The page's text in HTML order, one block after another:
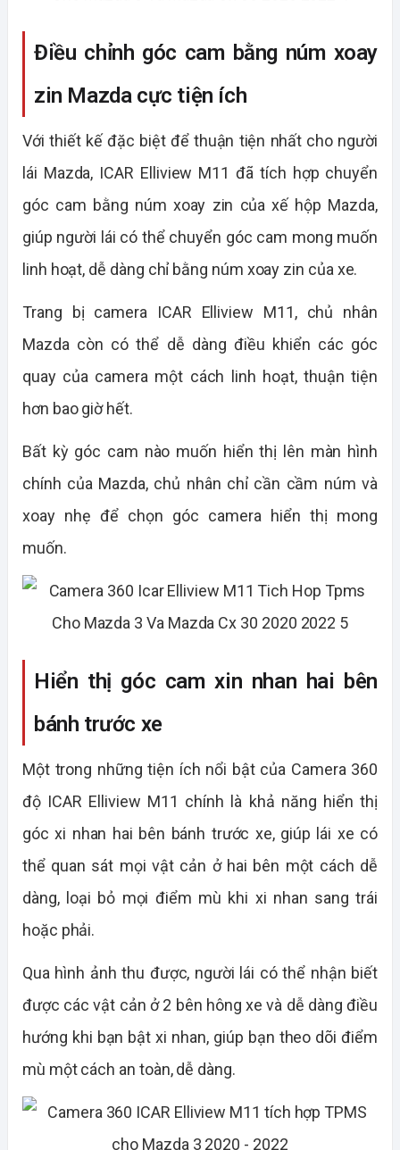
Điều chỉnh góc cam bằng núm xoay
zin Mazda cực tiện ích
Với thiết kế đặc biệt để thuận tiện nhất cho người
lái Mazda, ICAR Elliview M11 đã tích hợp chuyển
góc cam bằng núm xoay zin của xế hộp Mazda,
giúp người lái có thể chuyển góc cam mong muốn
linh hoạt, dễ dàng chỉ bằng núm xoay zin của xe.
Trang bị camera ICAR Elliview M11, chủ nhân
Mazda còn có thể dễ dàng điều khiển các góc
quay của camera một cách linh hoạt, thuận tiện
hơn bao giờ hết.
Bất kỳ góc cam nào muốn hiển thị lên màn hình
chính của Mazda, chủ nhân chỉ cần cầm núm và
xoay nhẹ để chọn góc camera hiển thị mong
muốn.
Hiển thị góc cam xin nhan hai bên
bánh trước xe
Một trong những tiện ích nổi bật của Camera 360
độ ICAR Elliview M11 chính là khả năng hiển thị
góc xi nhan hai bên bánh trước xe, giúp lái xe có
thể quan sát mọi vật cản ở hai bên một cách dễ
dàng, loại bỏ mọi điểm mù khi xi nhan sang trái
hoặc phải.
Qua hình ảnh thu được, người lái có thể nhận biết
được các vật cản ở 2 bên hông xe và dễ dàng điều
hướng khi bạn bật xi nhan, giúp bạn theo dõi điểm
mù một cách an toàn, dễ dàng.